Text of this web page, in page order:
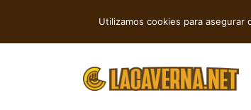
Utilizamos cookies para